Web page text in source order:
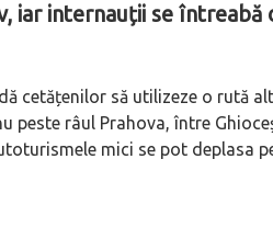
internauții se întreabă
cetățenilor să utilizeze o rută
peste râul Prahova, între
mici se pot deplasa